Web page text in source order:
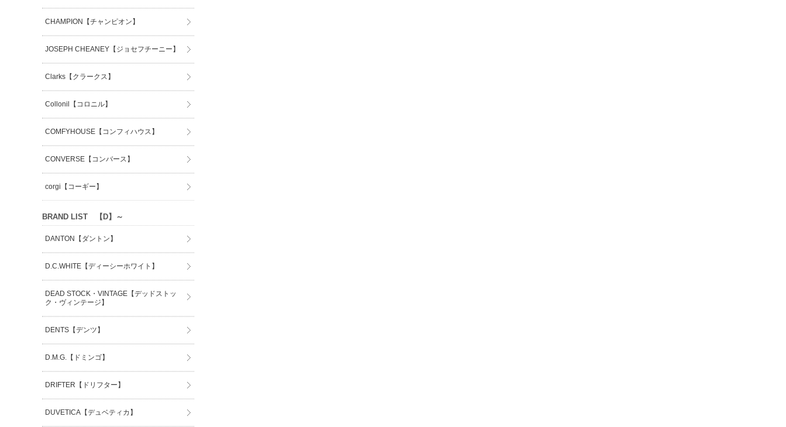
CHAMPION【チャンピオン】
JOSEPH CHEANEY【ジョセフチーニー】
Clarks【クラークス】
Collonil【コロニル】
COMFYHOUSE【コンフィハウス】
CONVERSE【コンバース】
corgi【コーギー】
BRAND LIST 【D】～
DANTON【ダントン】
D.C.WHITE【ディーシーホワイト】
DEAD STOCK・VINTAGE【デッドストッ
ク・ヴィンテージ】
DENTS【デンツ】
D.M.G.【ドミンゴ】
DRIFTER【ドリフター】
DUVETICA【デュベティカ】